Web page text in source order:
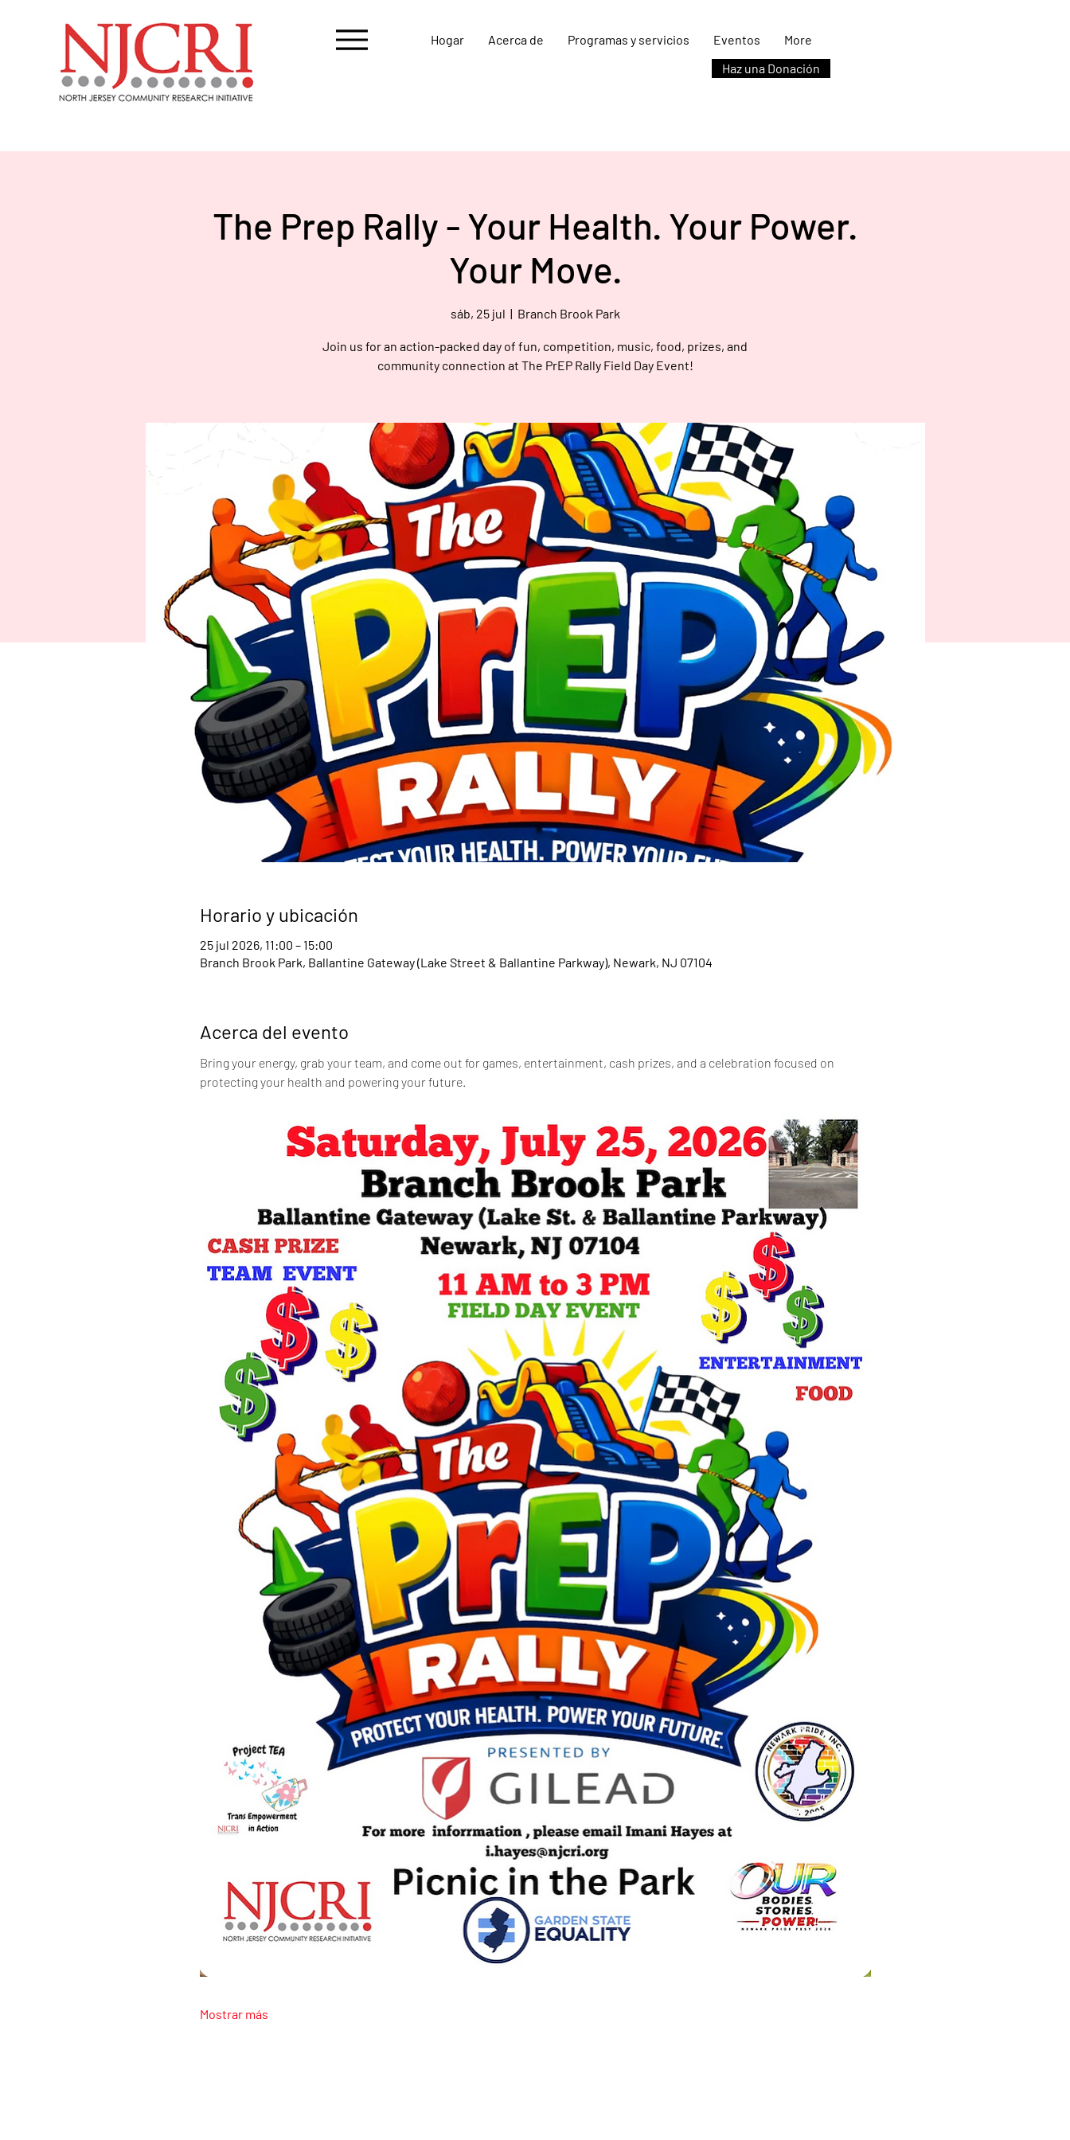
Hogar Acerca de Programas y servicios Eventos
More
Haz una Donación
The Prep Rally - Your Health. Your Power.
Your Move.
sáb, 25 jul
  |
Branch Brook Park
Join us for an action-packed day of fun, competition, music, food, prizes, and
community connection at The PrEP Rally Field Day Event!
Horario y ubicación
25 jul 2026, 11:00 – 15:00
Branch Brook Park, Ballantine Gateway (Lake Street & Ballantine Parkway), Newark, NJ 07104
Acerca del evento
Bring your energy, grab your team, and come out for games, entertainment, cash prizes, and a celebration focused on
protecting your health and powering your future.
Mostrar más